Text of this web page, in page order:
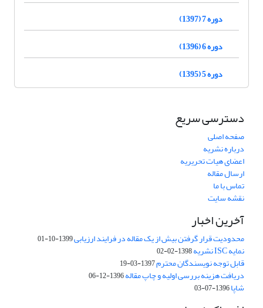
دوره 7 (1397)
دوره 6 (1396)
دوره 5 (1395)
دسترسی سریع
صفحه اصلی
درباره نشریه
اعضای هیات تحریریه
ارسال مقاله
تماس با ما
نقشه سایت
آخرین اخبار
محدودیت قرار گرفتن بیش از یک مقاله در فرایند ارزیابی1399-10-01
نمایه ISC نشریه 1398-02-02
قابل توجه نویسندگان محترم1397-03-19
دریافت هزینه بررسی اولیه و چاپ مقاله1396-12-06
شاپا1396-07-03